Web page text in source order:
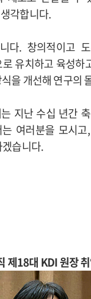
각합니다.
다. 창의적이고
유치하고 육성
을 개선해 연구의
지난 수십 년간
여러분을 모시
습니다.
제18대 KDI 원장